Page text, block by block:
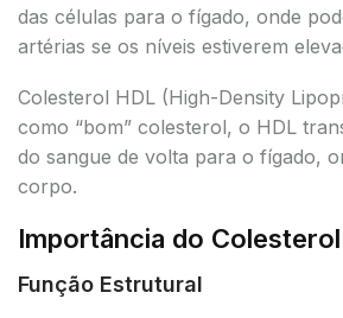
das células para o fígado, onde
artérias se os níveis estiverem
Colesterol HDL (High-Density
como “bom” colesterol, o HDL
do sangue de volta para o fígado,
corpo.
Importância do
Função Estrutural